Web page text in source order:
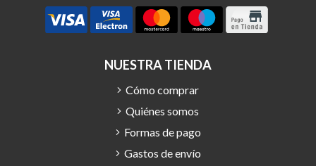
NUESTRA TIENDA
Cómo comprar
Quiénes somos
Formas de pago
Gastos de envío